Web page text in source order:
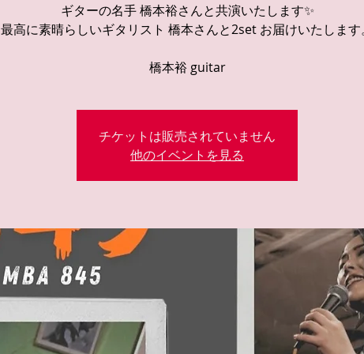
ギターの名手 橋本裕さんと共演いたします✨
最高に素晴らしいギタリスト 橋本さんと2set お届けいたします
橋本裕 guitar
チケットは販売されていません
他のイベントを見る